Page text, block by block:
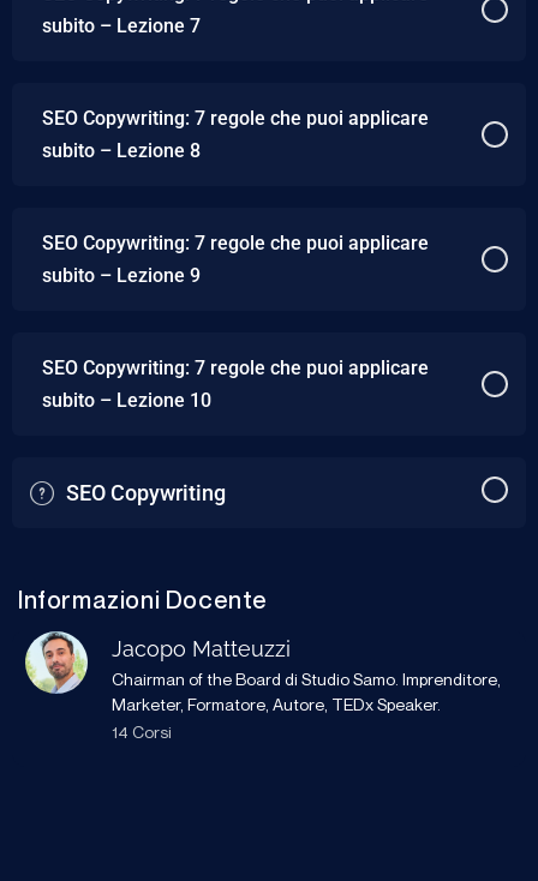
subito – Lezione 7
SEO Copywriting: 7 regole che puoi applicare
subito – Lezione 8
SEO Copywriting: 7 regole che puoi applicare
subito – Lezione 9
SEO Copywriting: 7 regole che puoi applicare
subito – Lezione 10
SEO Copywriting
Informazioni Docente
Jacopo Matteuzzi
Chairman of the Board di Studio Samo. Imprenditore,
Marketer, Formatore, Autore, TEDx Speaker.
14 Corsi